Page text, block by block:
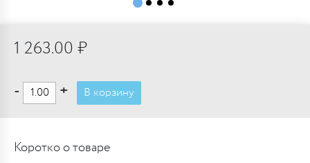
1 263.00 ₽
- + В корзину
Коротко о товаре